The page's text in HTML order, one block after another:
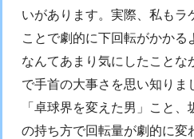
いがあります。実際、私もラ
ことで劇的に下回転がかかる
なんてあまり気にしたことな
で手首の大事さを思い知りま
「卓球界を変えた男」こと
の持ち方で回転量が劇的に変